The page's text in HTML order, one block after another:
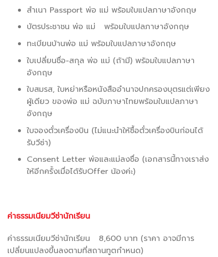
สำเนา Passport พ่อ แม่ พร้อมใบแปลภาษาอังกฤษ
บัตรประชาชน พ่อ แม่ พร้อมใบแปลภาษาอังกฤษ
ทะเบียนบ้านพ่อ แม่ พร้อมใบแปลภาษาอังกฤษ
ใบเปลี่ยนชื่อ-สกุล พ่อ แม่ (ถ้ามี) พร้อมใบแปลภาษา
อังกฤษ
ใบสมรส, ใบหย่าหรือหนังสืออำนาจปกครองบุตรแต่เพียง
ผู้เดียว ของพ่อ แม่ ฉบับภาษาไทยพร้อมใบแปลภาษา
อังกฤษ
ใบจองตั๋วเครื่องบิน (ไม่แนะนําให้ซื้อตั๋วเครื่องบินก่อนได้
รับวีซ่า)
Consent Letter พ่อและแม่ลงชื่อ (เอกสารนี้ทางเราส่ง
ให้อีกครั้งเมื่อได้รับOffer น้องค่ะ)
ค่าธรรมเนียมวีซ่านักเรียน
ค่าธรรมเนียมวีซ่านักเรียน 8,600 บาท (ราคา อาจมีการ
เปลี่ยนแปลงขึ้นลงตามที่สถานทูตกำหนด)